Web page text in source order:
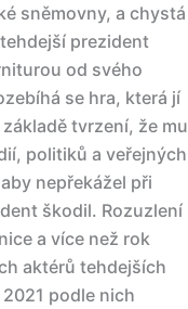
sněmovny, a chystá
prezident
od svého
se hra, která jí
tvrzení, že mu
politiků a veřejných
nepřekážel při
škodil. Rozuzlení
a více než rok
aktérů tehdejších
podle nich